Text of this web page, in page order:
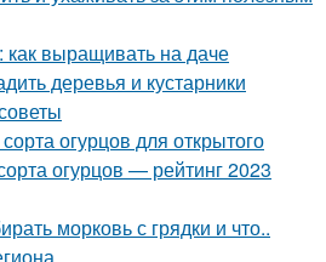
как выращивать на даче
деревья и кустарники
огурцов для открытого
огурцов — рейтинг 2023
морковь с грядки и что..